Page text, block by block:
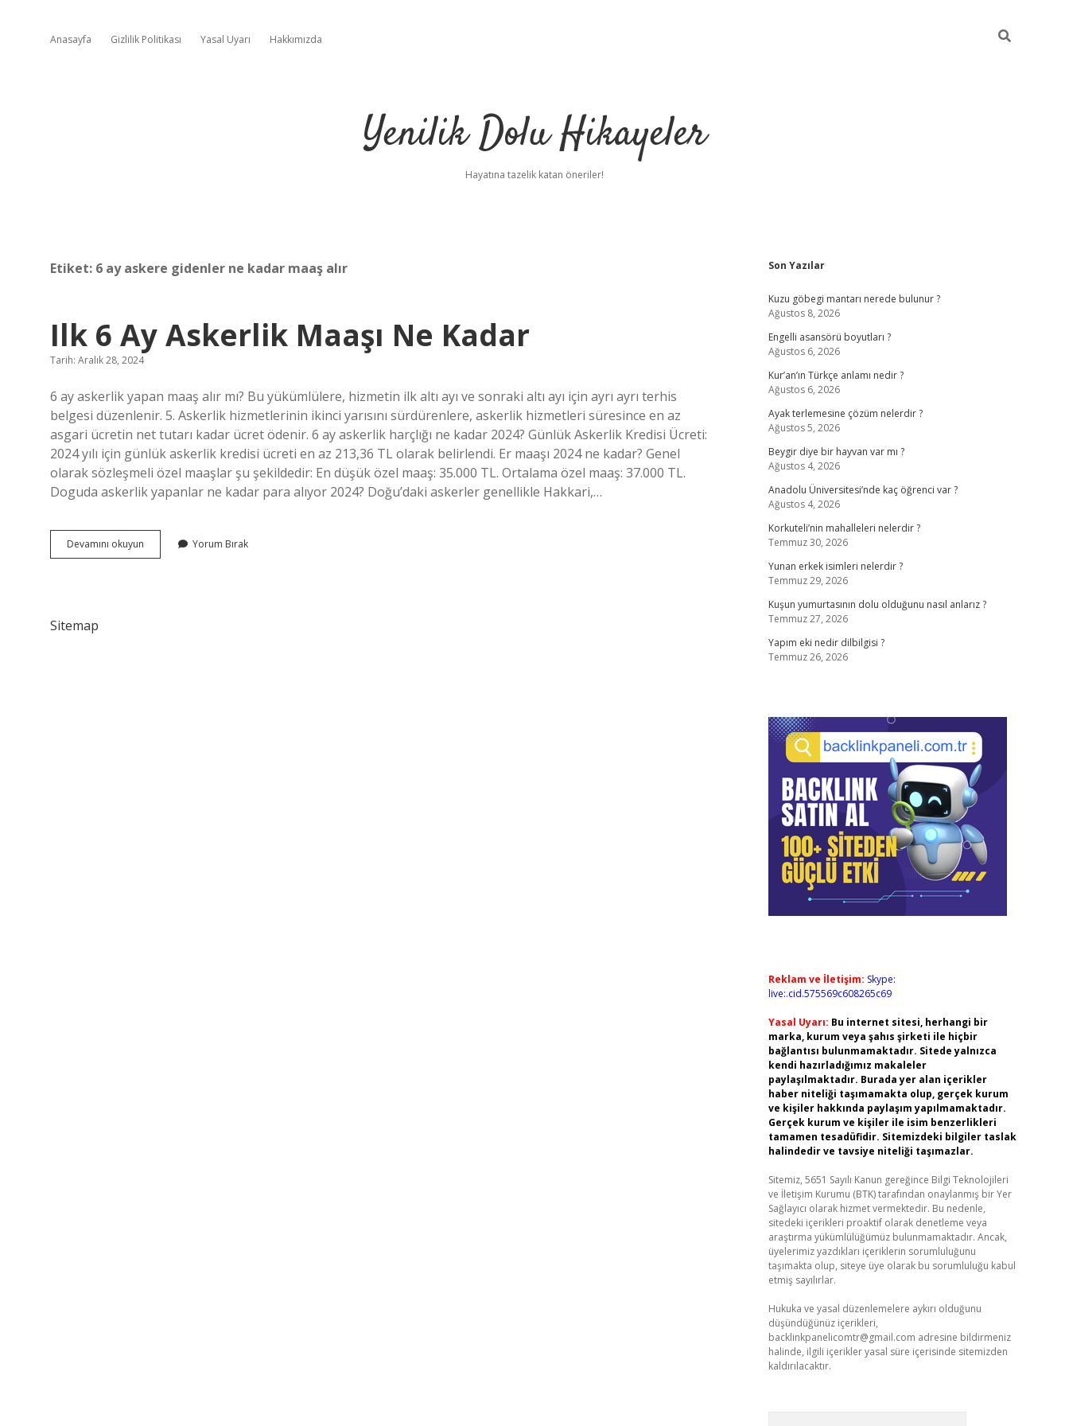
Anasayfa Gizlilik Politikası Yasal Uyarı Hakkımızda
Yenilik Dolu Hikayeler
Hayatına tazelik katan öneriler!
Etiket: 6 ay askere gidenler ne kadar maaş alır
Ilk 6 Ay Askerlik Maaşı Ne Kadar
Tarih: Aralık 28, 2024
6 ay askerlik yapan maaş alır mı? Bu yükümlülere, hizmetin ilk altı ayı ve sonraki altı ayı için ayrı ayrı terhis
belgesi düzenlenir. 5. Askerlik hizmetlerinin ikinci yarısını sürdürenlere, askerlik hizmetleri süresince en az
asgari ücretin net tutarı kadar ücret ödenir. 6 ay askerlik harçlığı ne kadar 2024? Günlük Askerlik Kredisi Ücreti:
2024 yılı için günlük askerlik kredisi ücreti en az 213,36 TL olarak belirlendi. Er maaşı 2024 ne kadar? Genel
olarak sözleşmeli özel maaşlar şu şekildedir: En düşük özel maaş: 35.000 TL. Ortalama özel maaş: 37.000 TL.
Doguda askerlik yapanlar ne kadar para alıyor 2024? Doğu’daki askerler genellikle Hakkari,…
Devamını okuyun
6
Yorum Bırak
Sitemap
Sidebar
Son Yazılar
Kuzu göbegi mantarı nerede bulunur ?
Ağustos 8, 2026
Engelli asansörü boyutları ?
Ağustos 6, 2026
Kur’an’ın Türkçe anlamı nedir ?
Ağustos 6, 2026
Ayak terlemesine çözüm nelerdir ?
Ağustos 5, 2026
Beygir diye bir hayvan var mı ?
Ağustos 4, 2026
Anadolu Üniversitesi’nde kaç öğrenci var ?
Ağustos 4, 2026
Korkuteli’nin mahalleleri nelerdir ?
Temmuz 30, 2026
Yunan erkek isimleri nelerdir ?
Temmuz 29, 2026
Kuşun yumurtasının dolu olduğunu nasıl anlarız ?
Temmuz 27, 2026
Yapım eki nedir dilbilgisi ?
Temmuz 26, 2026
Reklam ve İletişim: Skype:
live:.cid.575569c608265c69
Yasal Uyarı: Bu internet sitesi, herhangi bir
marka, kurum veya şahıs şirketi ile hiçbir
bağlantısı bulunmamaktadır. Sitede yalnızca
kendi hazırladığımız makaleler
paylaşılmaktadır. Burada yer alan içerikler
haber niteliği taşımamakta olup, gerçek kurum
ve kişiler hakkında paylaşım yapılmamaktadır.
Gerçek kurum ve kişiler ile isim benzerlikleri
tamamen tesadüfidir. Sitemizdeki bilgiler taslak
halindedir ve tavsiye niteliği taşımazlar.
Sitemiz, 5651 Sayılı Kanun gereğince Bilgi Teknolojileri
ve İletişim Kurumu (BTK) tarafından onaylanmış bir Yer
Sağlayıcı olarak hizmet vermektedir. Bu nedenle,
sitedeki içerikleri proaktif olarak denetleme veya
araştırma yükümlülüğümüz bulunmamaktadır. Ancak,
üyelerimiz yazdıkları içeriklerin sorumluluğunu
taşımakta olup, siteye üye olarak bu sorumluluğu kabul
etmiş sayılırlar.
Hukuka ve yasal düzenlemelere aykırı olduğunu
düşündüğünüz içerikleri,
backlinkpanelicomtr@gmail.com adresine bildirmeniz
halinde, ilgili içerikler yasal süre içerisinde sitemizden
kaldırılacaktır.